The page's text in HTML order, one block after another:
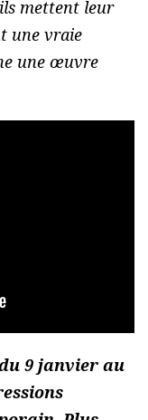
mettent leur
une vraie
une œuvre
9 janvier au